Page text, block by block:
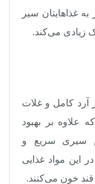
غذاهایتان سیر
زیادی می‌کند.
آرد کامل و غلات
علاوه بر بهبود
سیری سریع و
این مواد غذایی
خون می‌کنند.